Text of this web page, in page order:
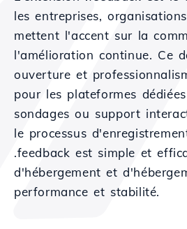
les entreprises,
mettent l'accent sur la
l'amélioration continue. Ce
ouverture et
pour les plateformes
sondages ou support
le processus
.feedback est simple et
d'hébergement et
performance et stabilité.